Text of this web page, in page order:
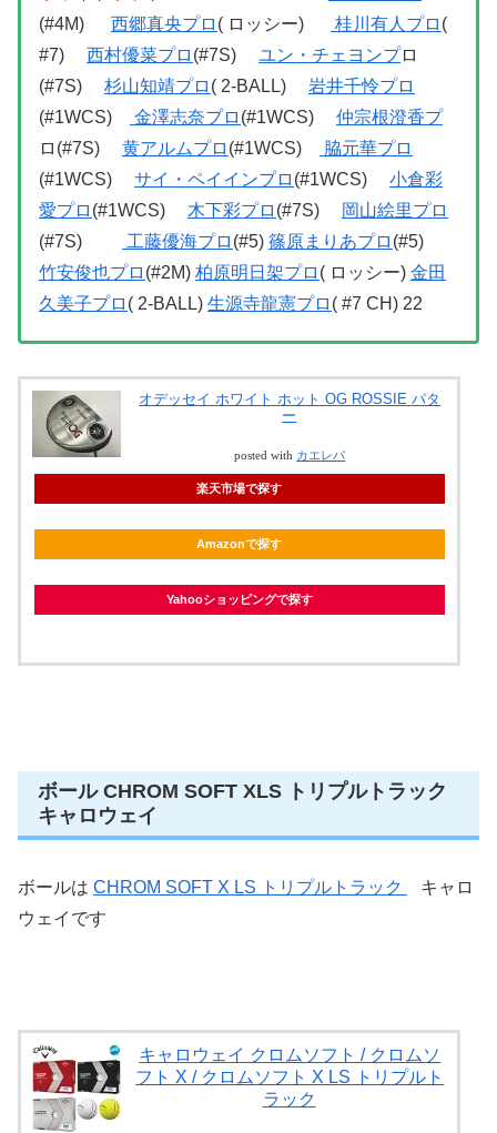
(#4M) 西郷真央プロ ( ロッシー) 桂川有人プロ (
#7) 西村優菜プロ (#7S) ユン・チェヨンプロ
(#7S) 杉山知靖プロ ( 2-BALL) 岩井千怜プロ
(#1WCS)
金澤志奈プロ (#1WCS) 仲宗根澄香プ
ロ(#7S) 黄アルムプロ (#1WCS)
脇元華プロ
(#1WCS) サイ・ペイインプロ (#1WCS) 小倉彩
愛プロ (#1WCS) 木下彩プロ (#7S)
岡山絵里プロ
(#7S)
工藤優海プロ (#5) 篠原まりあプロ (#5)
竹安俊也プロ (#2M) 柏原明日架プロ ( ロッシー) 金田
久美子プロ ( 2-BALL) 生源寺龍憲プロ ( #7 CH) 22
オデッセイ ホワイト ホット OG ROSSIE パタ
ー
posted with カエレバ
楽天市場で探す
Amazonで探す
Yahooショッピングで探す
ボール CHROM SOFT XLS トリプルトラック
キャロウェイ
ボールは CHROM SOFT X LS トリプルトラック
キャロ
ウェイです
キャロウェイ クロムソフト / クロムソ
フト X / クロムソフト X LS トリプルト
ラック